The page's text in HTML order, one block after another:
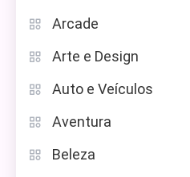
Arcade
Arte e Design
Auto e Veículos
Aventura
Beleza